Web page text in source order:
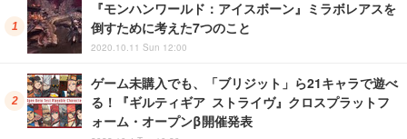
『モンハンワールド：アイスボーン』ミラボレアスを
倒すために考えた7つのこと
2020.10.11 Sun 12:00
ゲーム未購入でも、「ブリジット」ら21キャラで遊べ
る！『ギルティギア ストライヴ』クロスプラットフ
ォーム・オープンβ開催発表